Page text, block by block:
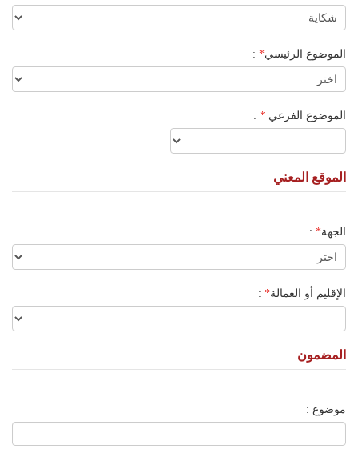
الموضوع الرئيسي*
:
الموضوع الفرعي *
:
الموقع المعني
الجهة*
:
الإقليم أو العمالة*
:
المضمون
موضوع :